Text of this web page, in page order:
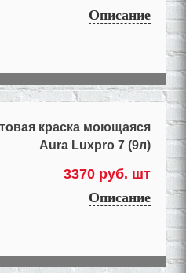
Описание
краска моющаяся
Aura Luxpro 7 (9л)
3370 руб. шт
Описание